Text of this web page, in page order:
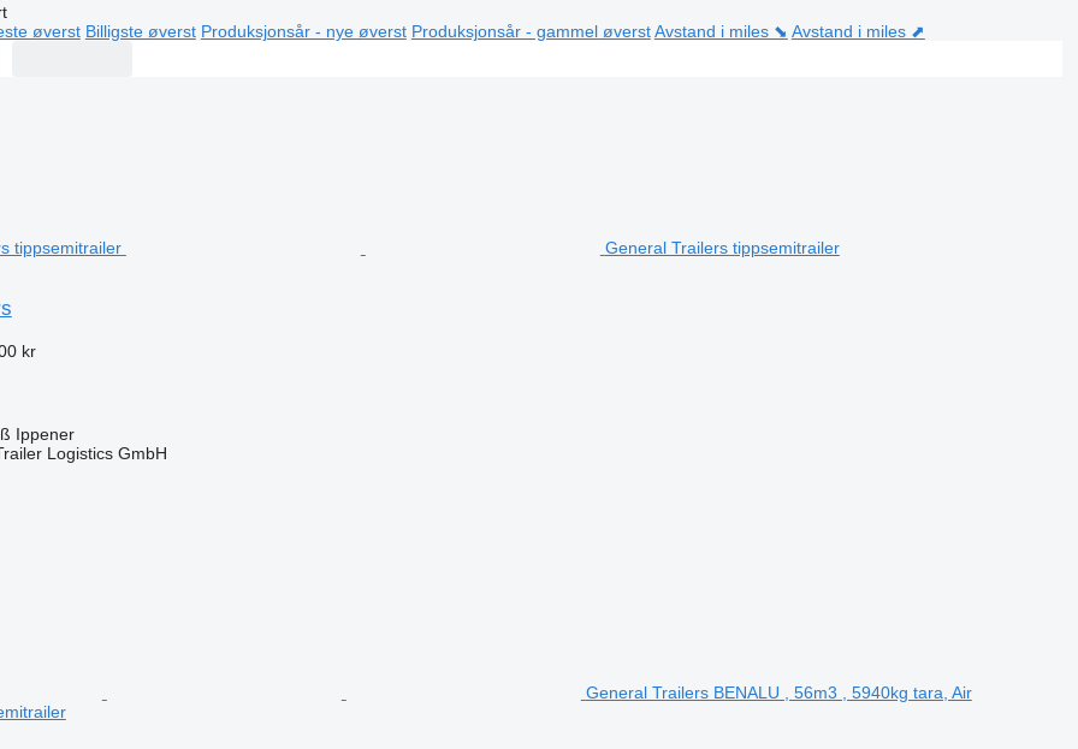
øverst Billigste øverst Produksjonsår - nye øverst Produksjonsår - gammel øverst Avstand i miles ⬊ Avstand i miles ⬈
General Trailers tippsemitrailer
kr
Ippener
Logistics GmbH
General Trailers BENALU , 56m3 , 5940kg tara, Air